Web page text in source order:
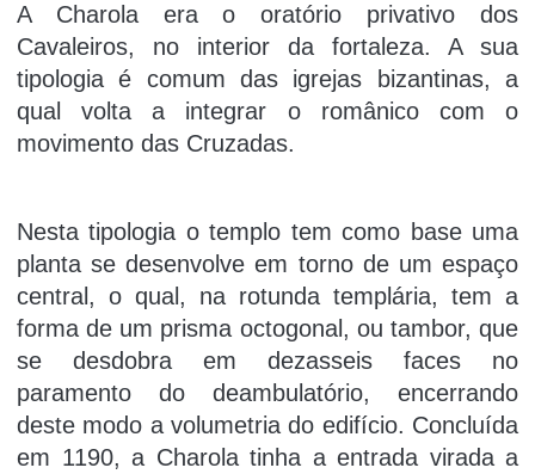
A Charola era o oratório privativo dos
Cavaleiros, no interior da fortaleza. A sua
tipologia é comum das igrejas bizantinas, a
qual volta a integrar o românico com o
movimento das Cruzadas.
Nesta tipologia o templo tem como base uma
planta se desenvolve em torno de um espaço
central, o qual, na rotunda templária, tem a
forma de um prisma octogonal, ou tambor, que
se desdobra em dezasseis faces no
paramento do deambulatório, encerrando
deste modo a volumetria do edifício. Concluída
em 1190, a Charola tinha a entrada virada a